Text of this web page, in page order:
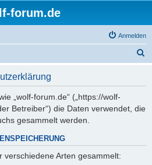
forum.de
Anmelden
„wolf-forum.de“ („https://wolf-
Betreiber“) die Daten verwendet, die
gesammelt werden.
verschiedene Arten gesammelt: